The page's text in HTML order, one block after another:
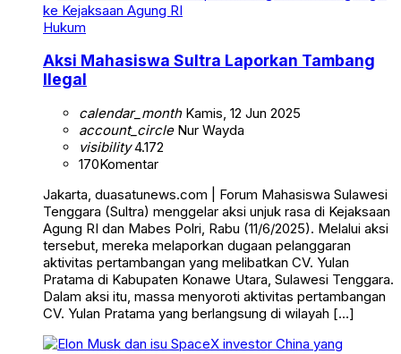
Hukum
Aksi Mahasiswa Sultra Laporkan Tambang
Ilegal
calendar_monthKamis, 12 Jun 2025
account_circleNur Wayda
visibility4.172
170Komentar
Jakarta, duasatunews.com | Forum Mahasiswa Sulawesi
Tenggara (Sultra) menggelar aksi unjuk rasa di Kejaksaan
Agung RI dan Mabes Polri, Rabu (11/6/2025). Melalui aksi
tersebut, mereka melaporkan dugaan pelanggaran
aktivitas pertambangan yang melibatkan CV. Yulan
Pratama di Kabupaten Konawe Utara, Sulawesi Tenggara.
Dalam aksi itu, massa menyoroti aktivitas pertambangan
CV. Yulan Pratama yang berlangsung di wilayah […]